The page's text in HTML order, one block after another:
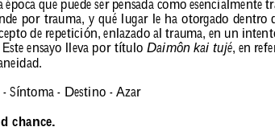
época que puede ser pensada como esencialmente
por trauma, y qué lugar le ha otorgado dentro
de repetición, enlazado al trauma, en un
Este ensayo lleva por título Daimôn kai tujé, en r
Síntoma - Destino - Azar
chance.